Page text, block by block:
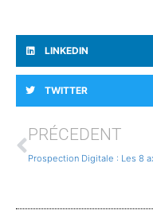
LINKEDIN
TWITTER
PRÉCEDENT